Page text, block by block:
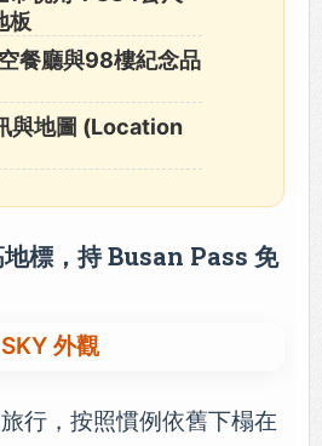
板
餐廳與98樓紀念品
與地圖 (Location
地標，持 Busan Pass 免
行，按照慣例依舊下榻在